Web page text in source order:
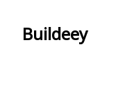
Buildeey